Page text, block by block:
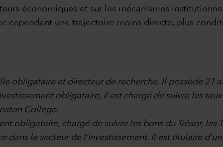
économiques et sur les mécanismes
cependant une trajectoire moins directe, plus
obligataire et directeur de recherche. Il possède 21
obligataire, il est chargé de suivre les
College.
obligataire, chargé de suivre les bons du Trésor, les
dans le secteur de l’investissement. Il est titulaire